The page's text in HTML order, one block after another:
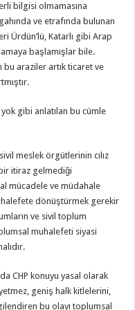
bilgisi olmamasına
ve etrafında bulunan
Ürdün’lü, Katarlı gibi Arap
başlamışlar bile.
bu araziler artık ticaret ve
gibi anlatılan bu cümle
meslek örgütlerinin cılız
itiraz gelmediği
mücadele ve müdahale
dönüştürmek gerekir
ve sivil toplum
muhalefeti siyasi
CHP konuyu yasal olarak
geniş halk kitlelerini,
bu olayı toplumsal